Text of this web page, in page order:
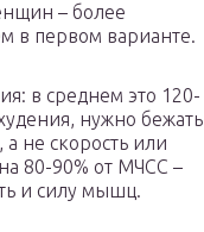
– более
в первом варианте.
в среднем это 120-
нужно бежать
не скорость или
80-90% от МЧСС –
и силу мышц.